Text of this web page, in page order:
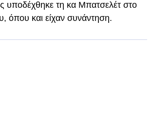
υποδέχθηκε τη κα Μπατσελέτ στο
όπου και είχαν συνάντηση.